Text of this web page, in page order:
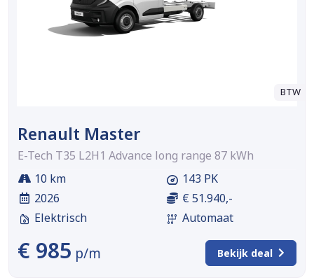
BTW
Renault Master
E-Tech T35 L2H1 Advance long range 87 kWh
10 km
2026
Elektrisch
143 PK
€ 51.940,-
Automaat
€ 985 p/m Bekijk deal